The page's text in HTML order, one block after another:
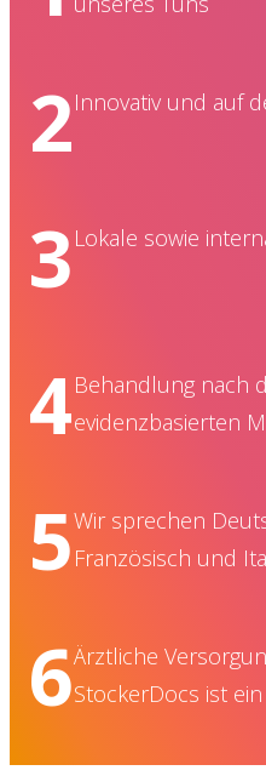
2Innovativ und auf
3 Lokale sowie
4Behandlung nach
evidenzbasierten
5Wir sprechen
Französisch und
6Ärztliche
StockerDocs ist